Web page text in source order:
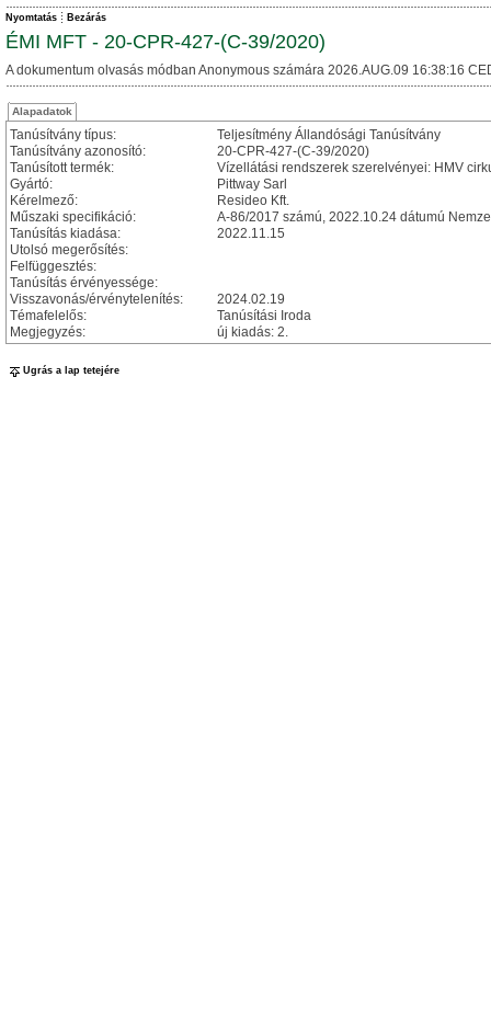
Nyomtatás Bezárás
ÉMI MFT - 20-CPR-427-(C-39/2020)
A dokumentum olvasás módban Anonymous számára 2026.AUG.09 16:38:16
Alapadatok
Tanúsítvány típus:
Teljesítmény Állandósági Tanúsítvány
Tanúsítvány azonosító:
20-CPR-427-(C-39/2020)
Tanúsított termék:
Vízellátási rendszerek szerelvényei: HMV
Gyártó:
Pittway Sarl
Kérelmező:
Resideo Kft.
Műszaki specifikáció:
A-86/2017 számú, 2022.10.24 dátumú
Tanúsítás kiadása:
2022.11.15
Utolsó megerősítés:
Felfüggesztés:
Tanúsítás érvényessége:
Visszavonás/érvénytelenítés:
2024.02.19
Témafelelős:
Tanúsítási Iroda
Megjegyzés:
új kiadás: 2.
Ugrás a lap tetejére